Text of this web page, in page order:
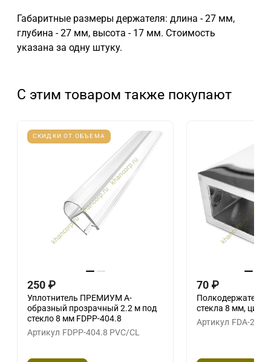
Габаритные размеры держателя: длина - 27 мм,
глубина - 27 мм, высота - 17 мм. Стоимость
указана за одну штуку.
С этим товаром также покупают
СКИДКИ ОТ ОБЪЕМА
250 ₽
Уплотнитель ПРЕМИУМ А-
образный прозрачный 2.2 м под
стекло 8 мм FDPP-404.8
Артикул FDPP-404.8 PVC/CL
70 ₽
Полкодержатель
стекла 8 мм,
Артикул FDA-20